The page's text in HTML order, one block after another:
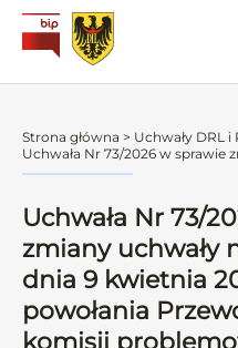
Strona główna > Uchwały DRL
Uchwała Nr 73/2026 w sprawie
Uchwała Nr 73/
zmiany uchwały
dnia 9 kwietnia
powołania
komisji